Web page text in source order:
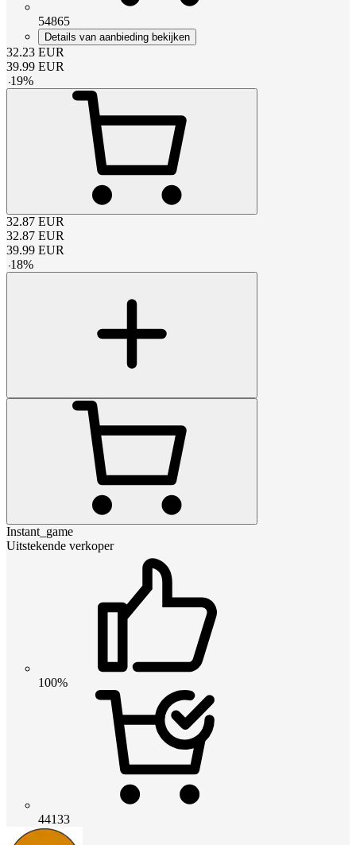
54865
Details van aanbieding bekijken
32.23 EUR
39.99 EUR
-19%
32.87 EUR
32.87 EUR
39.99 EUR
-18%
Instant_game
Uitstekende verkoper
100%
44133